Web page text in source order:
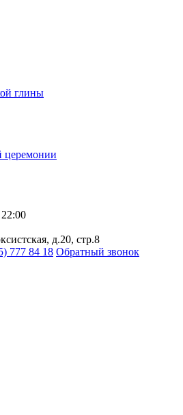
глины
церемонии
д.20, стр.8
777 84 18 Обратный звонок